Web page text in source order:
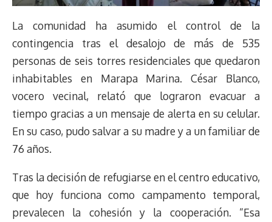
La comunidad ha asumido el control de la
contingencia tras el desalojo de más de 535
personas de seis torres residenciales que quedaron
inhabitables en Marapa Marina. César Blanco,
vocero vecinal, relató que lograron evacuar a
tiempo gracias a un mensaje de alerta en su celular.
En su caso, pudo salvar a su madre y a un familiar de
76 años.
Tras la decisión de refugiarse en el centro educativo,
que hoy funciona como campamento temporal,
prevalecen la cohesión y la cooperación. “Esa